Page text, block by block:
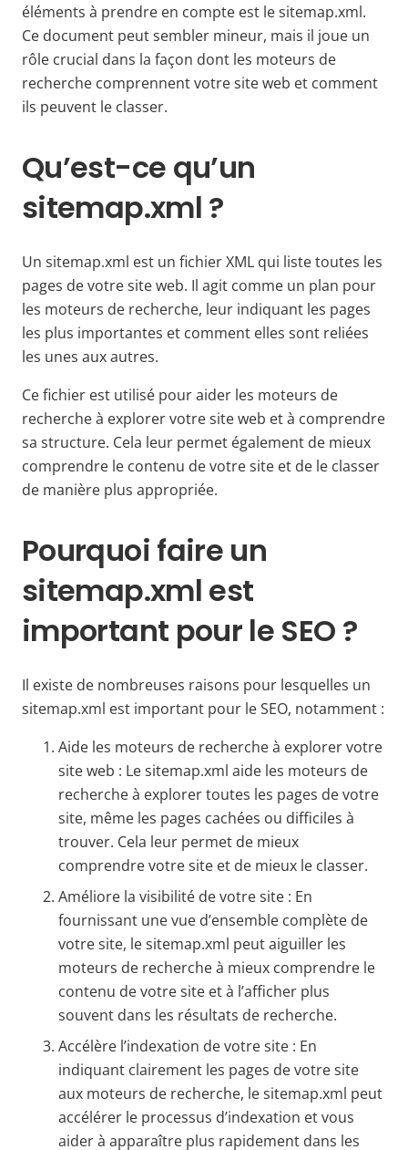
éléments à prendre en compte est le sitemap.xml.
Ce document peut sembler mineur, mais il joue un
rôle crucial dans la façon dont les moteurs de
recherche comprennent votre site web et comment
ils peuvent le classer.
Qu’est-ce qu’un
sitemap.xml ?
Un sitemap.xml est un fichier XML qui liste toutes les
pages de votre site web. Il agit comme un plan pour
les moteurs de recherche, leur indiquant les pages
les plus importantes et comment elles sont reliées
les unes aux autres.
Ce fichier est utilisé pour aider les moteurs de
recherche à explorer votre site web et à comprendre
sa structure. Cela leur permet également de mieux
comprendre le contenu de votre site et de le classer
de manière plus appropriée.
Pourquoi faire un
sitemap.xml est
important pour le SEO ?
Il existe de nombreuses raisons pour lesquelles un
sitemap.xml est important pour le SEO, notamment :
Aide les moteurs de recherche à explorer votre
site web : Le sitemap.xml aide les moteurs de
recherche à explorer toutes les pages de votre
site, même les pages cachées ou difficiles à
trouver. Cela leur permet de mieux
comprendre votre site et de mieux le classer.
Améliore la visibilité de votre site : En
fournissant une vue d’ensemble complète de
votre site, le sitemap.xml peut aiguiller les
moteurs de recherche à mieux comprendre le
contenu de votre site et à l’afficher plus
souvent dans les résultats de recherche.
Accélère l’indexation de votre site : En
indiquant clairement les pages de votre site
aux moteurs de recherche, le sitemap.xml peut
accélérer le processus d’indexation et vous
aider à apparaître plus rapidement dans les